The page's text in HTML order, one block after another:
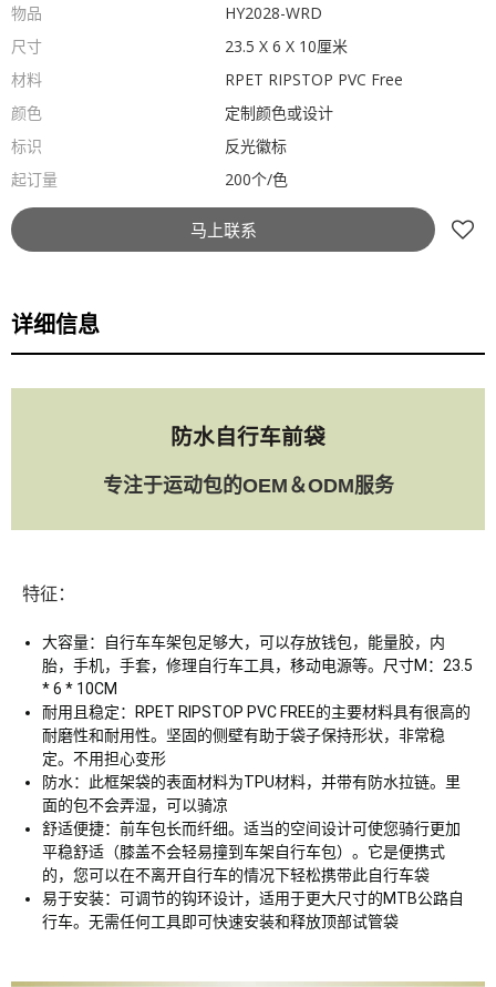
物品
HY2028-WRD
尺寸
23.5 X 6 X 10厘米
材料
RPET RIPSTOP PVC Free
颜色
定制颜色或设计
标识
反光徽标
起订量
200个/色
马上联系
详细信息
防水自行车前袋
专注于运动包的OEM＆ODM服务
特征：
大容量：自行车车架包足够大，可以存放钱包，能量胶，内
胎，手机，手套，修理自行车工具，移动电源等。尺寸M：23.5
* 6 * 10CM
耐用且稳定：RPET RIPSTOP PVC FREE的主要材料具有很高的
耐磨性和耐用性。坚固的侧壁有助于袋子保持形状，非常稳
定。不用担心变形
防水：此框架袋的表面材料为TPU材料，并带有防水拉链。里
面的包不会弄湿，可以骑凉
舒适便捷：前车包长而纤细。适当的空间设计可使您骑行更加
平稳舒适（膝盖不会轻易撞到车架自行车包）。它是便携式
的，您可以在不离开自行车的情况下轻松携带此自行车袋
易于安装：可调节的钩环设计，适用于更大尺寸的MTB公路自
行车。无需任何工具即可快速安装和释放顶部试管袋